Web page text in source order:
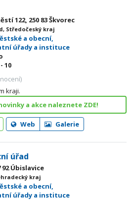
122, 250 83 Škvorec
Středočeský kraj
a obecní,
úřady a instituce
10
kraji.
a akce naleznete ZDE!
Web Galerie
úřad
92 Úbislavice
kraj
a obecní,
úřady a instituce